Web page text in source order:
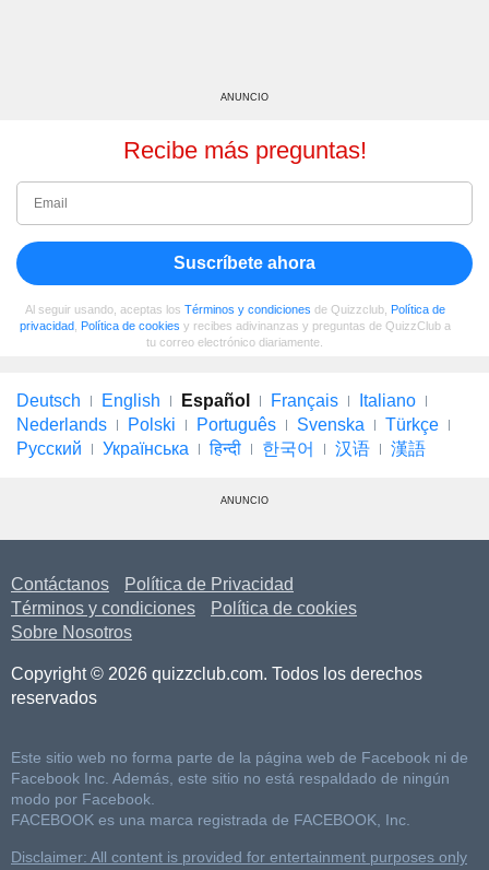
ANUNCIO
Recibe más preguntas!
Suscríbete ahora
Al seguir usando, aceptas los Términos y condiciones de Quizzclub,
Política de
privacidad
Política de cookies y recibes adivinanzas y preguntas de QuizzClub a
tu correo electrónico diariamente.
Deutsch English Español Français
Italiano
Nederlands
Polski Português Svenska
Türkçe
Русский
Українська हिन्दी 한국어 汉语 漢語
ANUNCIO
Contáctanos
Política de Privacidad
Términos y condiciones
Política de cookies
Sobre Nosotros
Copyright © 2026 quizzclub.com. Todos los derechos
reservados
Este sitio web no forma parte de la página web de Facebook ni de
Facebook Inc. Además, este sitio no está respaldado de ningún
modo por Facebook.
FACEBOOK es una marca registrada de FACEBOOK, Inc.
Disclaimer: All content is provided for entertainment purposes only